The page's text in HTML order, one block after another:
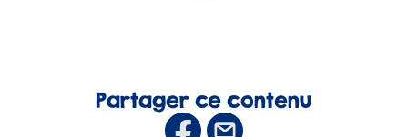
Partager ce contenu